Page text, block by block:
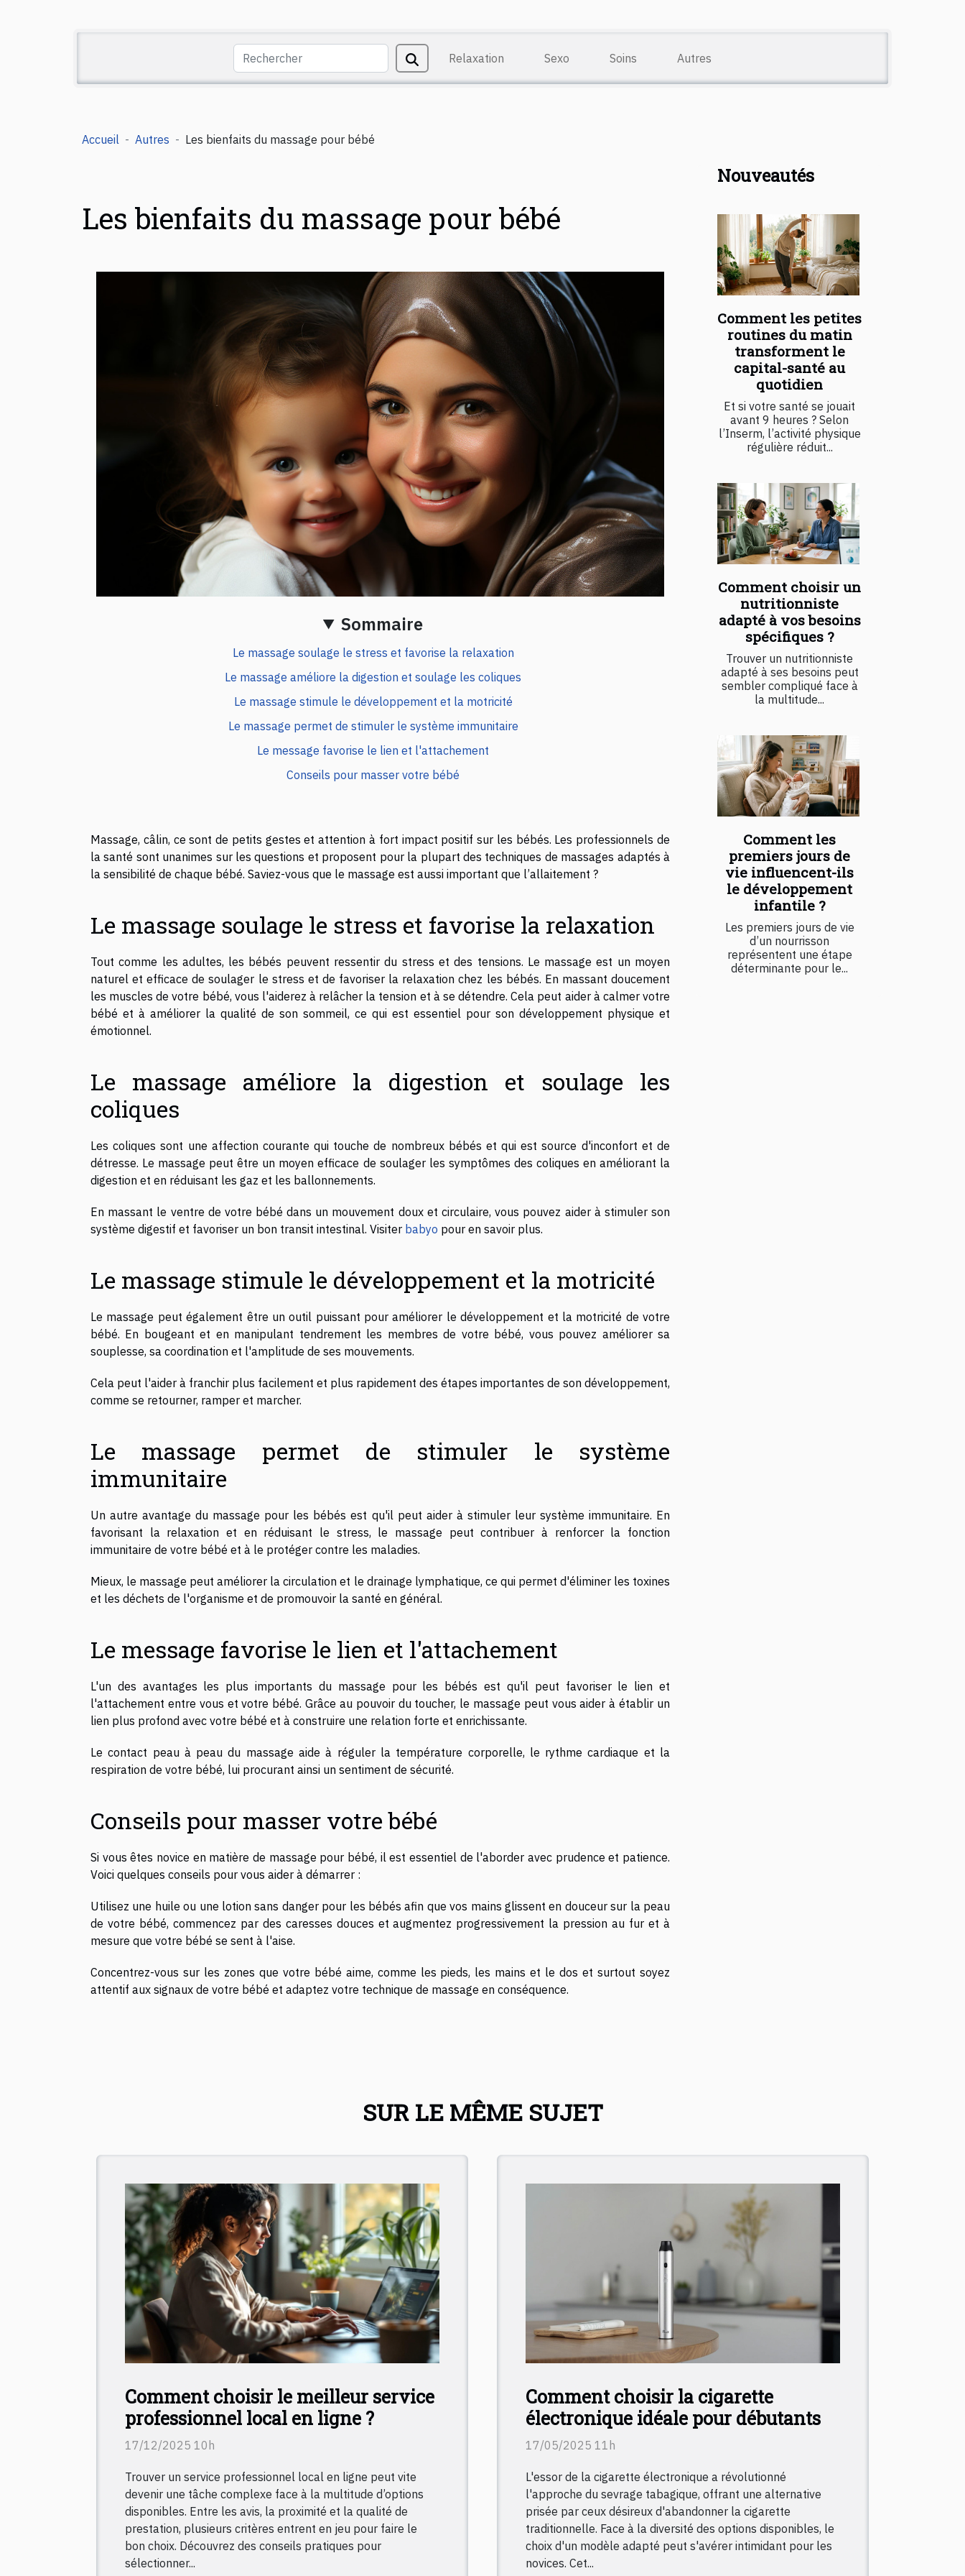
Relaxation Sexo Soins Autres
Accueil Autres Les bienfaits du massage pour bébé
Les bienfaits du massage pour bébé
Sommaire
Le massage soulage le stress et favorise la relaxation
Le massage améliore la digestion et soulage les coliques
Le massage stimule le développement et la motricité
Le massage permet de stimuler le système immunitaire
Le message favorise le lien et l'attachement
Conseils pour masser votre bébé
Massage, câlin, ce sont de petits gestes et attention à fort impact positif sur les bébés. Les professionnels de
la santé sont unanimes sur les questions et proposent pour la plupart des techniques de massages adaptés à
la sensibilité de chaque bébé. Saviez-vous que le massage est aussi important que l’allaitement ?
Le massage soulage le stress et favorise la relaxation
Tout comme les adultes, les bébés peuvent ressentir du stress et des tensions. Le massage est un moyen
naturel et efficace de soulager le stress et de favoriser la relaxation chez les bébés. En massant doucement
les muscles de votre bébé, vous l'aiderez à relâcher la tension et à se détendre. Cela peut aider à calmer votre
bébé et à améliorer la qualité de son sommeil, ce qui est essentiel pour son développement physique et
émotionnel.
Le massage améliore la digestion et soulage les
coliques
Les coliques sont une affection courante qui touche de nombreux bébés et qui est source d'inconfort et de
détresse. Le massage peut être un moyen efficace de soulager les symptômes des coliques en améliorant la
digestion et en réduisant les gaz et les ballonnements.
En massant le ventre de votre bébé dans un mouvement doux et circulaire, vous pouvez aider à stimuler son
système digestif et favoriser un bon transit intestinal. Visiter babyo pour en savoir plus.
Le massage stimule le développement et la motricité
Le massage peut également être un outil puissant pour améliorer le développement et la motricité de votre
bébé. En bougeant et en manipulant tendrement les membres de votre bébé, vous pouvez améliorer sa
souplesse, sa coordination et l'amplitude de ses mouvements.
Cela peut l'aider à franchir plus facilement et plus rapidement des étapes importantes de son développement,
comme se retourner, ramper et marcher.
Le massage permet de stimuler le système
immunitaire
Un autre avantage du massage pour les bébés est qu'il peut aider à stimuler leur système immunitaire. En
favorisant la relaxation et en réduisant le stress, le massage peut contribuer à renforcer la fonction
immunitaire de votre bébé et à le protéger contre les maladies.
Mieux, le massage peut améliorer la circulation et le drainage lymphatique, ce qui permet d'éliminer les toxines
et les déchets de l'organisme et de promouvoir la santé en général.
Le message favorise le lien et l'attachement
L'un des avantages les plus importants du massage pour les bébés est qu'il peut favoriser le lien et
l'attachement entre vous et votre bébé. Grâce au pouvoir du toucher, le massage peut vous aider à établir un
lien plus profond avec votre bébé et à construire une relation forte et enrichissante.
Le contact peau à peau du massage aide à réguler la température corporelle, le rythme cardiaque et la
respiration de votre bébé, lui procurant ainsi un sentiment de sécurité.
Conseils pour masser votre bébé
Si vous êtes novice en matière de massage pour bébé, il est essentiel de l'aborder avec prudence et patience.
Voici quelques conseils pour vous aider à démarrer :
Utilisez une huile ou une lotion sans danger pour les bébés afin que vos mains glissent en douceur sur la peau
de votre bébé, commencez par des caresses douces et augmentez progressivement la pression au fur et à
mesure que votre bébé se sent à l'aise.
Concentrez-vous sur les zones que votre bébé aime, comme les pieds, les mains et le dos et surtout soyez
attentif aux signaux de votre bébé et adaptez votre technique de massage en conséquence.
Nouveautés
Comment les petites
routines du matin
transforment le
capital-santé au
quotidien
Et si votre santé se jouait
avant 9 heures ? Selon
l’Inserm, l’activité physique
régulière réduit...
Comment choisir un
nutritionniste
adapté à vos besoins
spécifiques ?
Trouver un nutritionniste
adapté à ses besoins peut
sembler compliqué face à
la multitude...
Comment les
premiers jours de
vie influencent-ils
le développement
infantile ?
Les premiers jours de vie
d’un nourrisson
représentent une étape
déterminante pour le...
SUR LE MÊME SUJET
Comment choisir le meilleur service
professionnel local en ligne ?
17/12/2025 10h
Trouver un service professionnel local en ligne peut vite
devenir une tâche complexe face à la multitude d’options
disponibles. Entre les avis, la proximité et la qualité de
prestation, plusieurs critères entrent en jeu pour faire le
bon choix. Découvrez des conseils pratiques pour
sélectionner...
Comment choisir la cigarette
électronique idéale pour débutants
17/05/2025 11h
L'essor de la cigarette électronique a révolutionné
l'approche du sevrage tabagique, offrant une alternative
prisée par ceux désireux d'abandonner la cigarette
traditionnelle. Face à la diversité des options disponibles, le
choix d'un modèle adapté peut s'avérer intimidant pour les
novices. Cet...